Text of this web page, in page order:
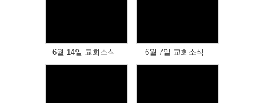
6월 14일 교회소식 6월 7일 교회소식